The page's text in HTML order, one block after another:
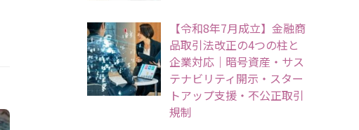
【令和8年7月成立】金融商
品取引法改正の4つの柱と
企業対応｜暗号資産・サス
テナビリティ開示・スター
トアップ支援・不公正取引
規制